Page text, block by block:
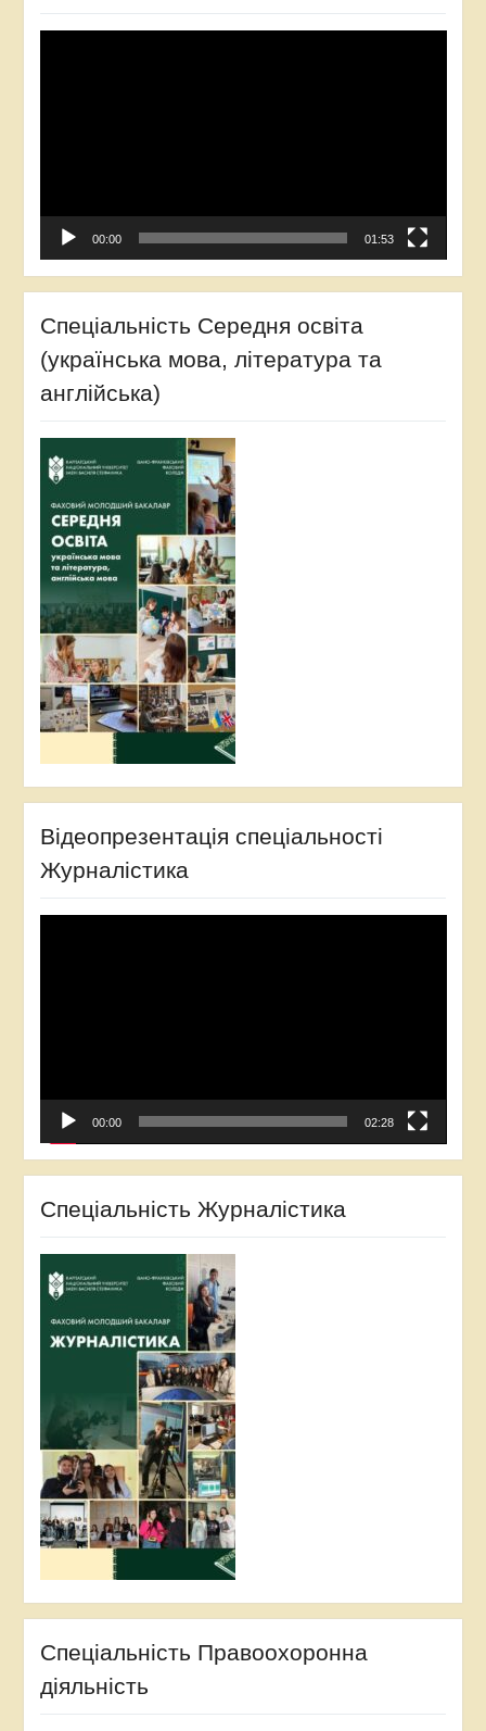
00:00 01:53
Спеціальність Середня освіта
(українська мова, література та
англійська)
Відеопрезентація спеціальності
Журналістика
00:00 02:28
Спеціальність Журналістика
Спеціальність Правоохоронна
діяльність